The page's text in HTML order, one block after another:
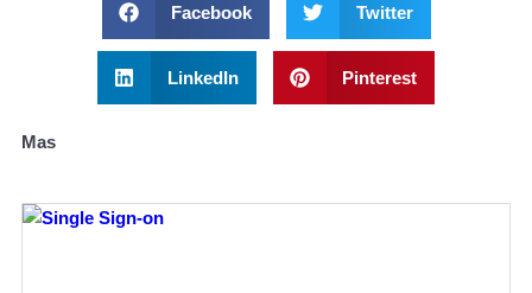
Facebook Twitter
LinkedIn Pinterest
Mas